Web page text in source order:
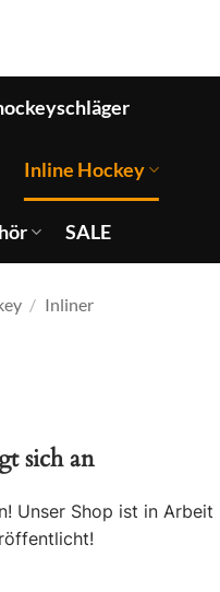
Inline Hockey
SALE
/ Inliner
sich an
Unser Shop ist in Arbeit